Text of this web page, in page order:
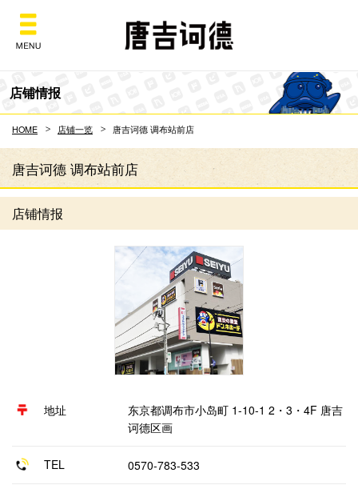
店铺情报
HOME 店铺一览 唐吉诃德 调布站前店
唐吉诃德 调布站前店
店铺情报
地址
东京都调布市小岛町 1-10-1 2・3・4F 唐吉
诃德区画
TEL 0570-783-533